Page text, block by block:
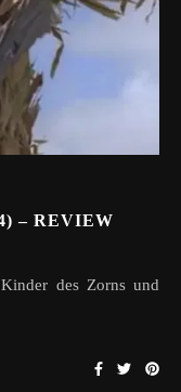
– REVIEW